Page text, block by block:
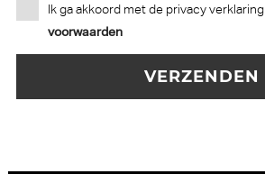
Ik ga akkoord met de privacy
voorwaarden